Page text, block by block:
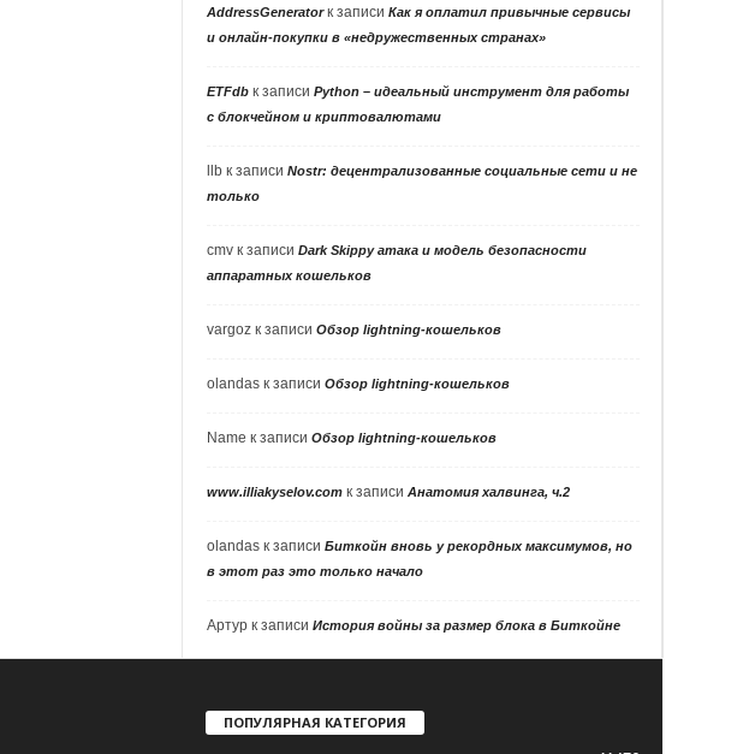
AddressGeneratorк записиКак я оплатил привычные сервисы
и онлайн-покупки в «недружественных странах»
ETFdb к записиPython – идеальный инструмент для работы
с блокчейном и криптовалютами
llb к записиNostr: децентрализованные социальные сети и не
только
cmv к записиDark Skippy атака и модель безопасности
аппаратных кошельков
vargoz к записиОбзор lightning-кошельков
olandas к записиОбзор lightning-кошельков
Name к записиОбзор lightning-кошельков
www.illiakyselov.com к записиАнатомия халвинга, ч.2
olandas к записиБиткойн вновь у рекордных максимумов, но
в этот раз это только начало
Артур к записиИстория войны за размер блока в Биткойне
ПОПУЛЯРНАЯ КАТЕГОРИЯ